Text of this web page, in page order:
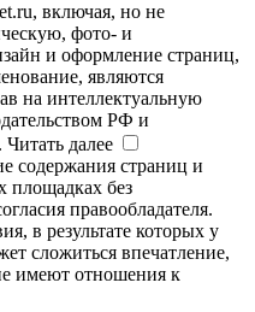
включая, но не
фото- и
и оформление страниц,
являются
на интеллектуальную
РФ и
Читать далее
содержания страниц и
площадках без
правообладателя.
в результате которых у
сложиться впечатление,
имеют отношения к